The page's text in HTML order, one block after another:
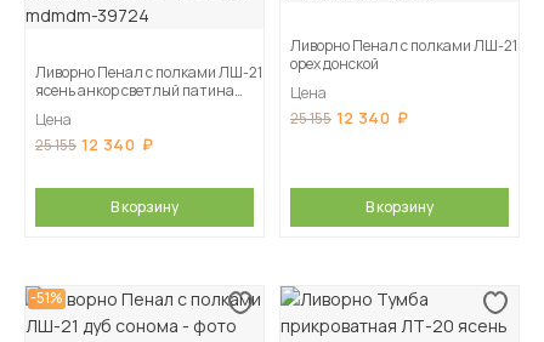
Ливорно Пенал с полками ЛШ-21
ясень анкор светлый патина
Цена
25 155 12 340
В корзину
Ливорно Пенал с полками ЛШ-21
орех донской
Цена
25 155 12 340
В корзину
-51%